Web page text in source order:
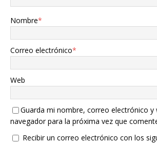
Nombre*
Correo electrónico*
Web
Guarda mi nombre, correo electrónico y
navegador para la próxima vez que
Recibir un correo electrónico con los